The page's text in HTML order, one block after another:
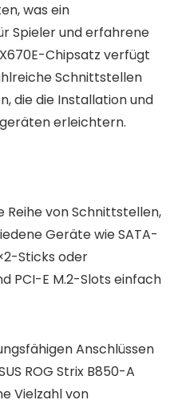
was ein
Spieler und erfahrene
Chipsatz verfügt
Schnittstellen
die die Installation und
erleichtern.
Reihe von Schnittstellen,
Geräte wie SATA-
Sticks oder
PCI-E M.2-Slots einfach
Anschlüssen
ROG Strix B850-A
Vielzahl von